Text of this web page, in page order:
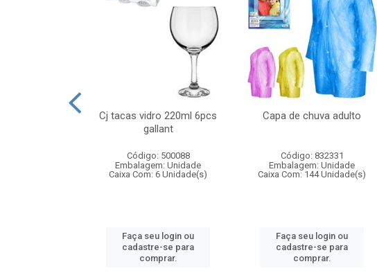
Cj tacas vidro 220ml 6pcs
gallant
Código: 500088
Embalagem: Unidade
Caixa Com: 6 Unidade(s)
Faça seu login ou
cadastre-se para
comprar.
Capa de chuva adulto
Código: 832331
Embalagem: Unidade
Caixa Com: 144 Unidade(s)
Faça seu login ou
cadastre-se para
comprar.